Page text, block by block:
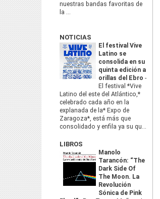
nuestras bandas favoritas de
la ...
NOTICIAS
El festival Vive
Latino se
consolida en su
quinta edición a
orillas del Ebro -
El festival *Vive
Latino del este del Atlántico,*
celebrado cada año en la
explanada de la* Expo de
Zaragoza*, está más que
consolidado y enfila ya su qu...
LIBROS
Manolo
Tarancón: “The
Dark Side Of
The Moon. La
Revolución
Sónica de Pink